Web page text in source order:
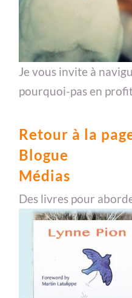
Je vous invite à
pourquoi-pas en
Retour à la
Blogue
Médias
Des livres pour